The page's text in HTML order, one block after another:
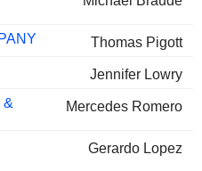
Thomas Pigott
Jennifer Lowry
&
Mercedes Romero
Gerardo Lopez